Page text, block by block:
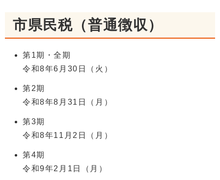
市県民税（普通徴収）
第1期・全期
令和8年6月30日（火）
第2期
令和8年8月31日（月）
第3期
令和8年11月2日（月）
第4期
令和9年2月1日（月）